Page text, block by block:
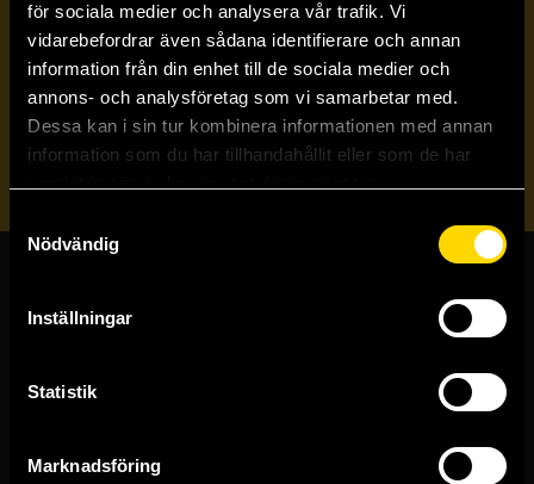
för sociala medier och analysera vår trafik. Vi
vidarebefordrar även sådana identifierare och annan
information från din enhet till de sociala medier och
annons- och analysföretag som vi samarbetar med.
Dessa kan i sin tur kombinera informationen med annan
information som du har tillhandahållit eller som de har
Nödvändig
Inställningar
Statistik
Marknadsföring
Prenumerera på vårt nyhetsbrev
Veckobrevet
Skicka
Butiker & kundtjänst
Västerlånggatan 48
Göteborgsbutiken
Kungsgatan 19